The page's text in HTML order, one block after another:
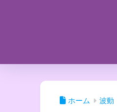
ホーム 波動